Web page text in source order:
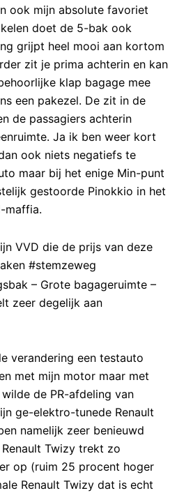
ook mijn absolute favoriet
doet de 5-bak ook
grijpt heel mooi aan kortom
zit je prima achterin en kan
klap bagage mee
een pakezel. De zit in de
de passagiers achterin
Ja ik ben weer kort
ook niets negatiefs te
maar bij het enige Min-punt
gestoorde Pinokkio in het
maffia.
VVD die de prijs van deze
#stemzeweg
– Grote bagageruimte –
zeer degelijk aan
verandering een testauto
met mijn motor maar met
de PR-afdeling van
ge-elektro-tunede Renault
namelijk zeer benieuwd
Twizy trekt zo
op (ruim 25 procent hoger
Renault Twizy dat is echt